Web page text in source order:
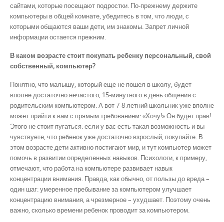
сайтами, которые посещают подростки. По-прежнему держите
компьютеры в общей комнате, убедитесь в том, что люди, с
которыми общаются ваши дети, им знакомы. Запрет личной
информации остается прежним.
В каком возрасте стоит покупать ребенку персональный, свой
собственный, компьютер?
Понятно, что малышу, который еще не пошел в школу, будет
вполне достаточно нечастого, 15-минутного в день общения с
родительским компьютером. А вот 7-8 летний школьник уже вполне
может прийти к вам с прямым требованием: «Хочу!» Он будет прав!
Этого не стоит пугаться: если у вас есть такая возможность и вы
чувствуете, что ребенок уже достаточно взрослый, покупайте. В
этом возрасте дети активно постигают мир, и тут компьютер может
помочь в развитии определенных навыков. Психологи, к примеру,
отмечают, что работа на компьютере развивает навык
концентрации внимания. Правда, как обычно, от пользы до вреда –
один шаг: умеренное пребывание за компьютером улучшает
концентрацию внимания, а чрезмерное – ухудшает. Поэтому очень
важно, сколько времени ребенок проводит за компьютером.